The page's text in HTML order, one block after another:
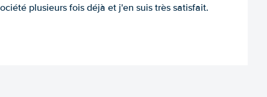
plusieurs fois déjà et j'en suis très satisfait.